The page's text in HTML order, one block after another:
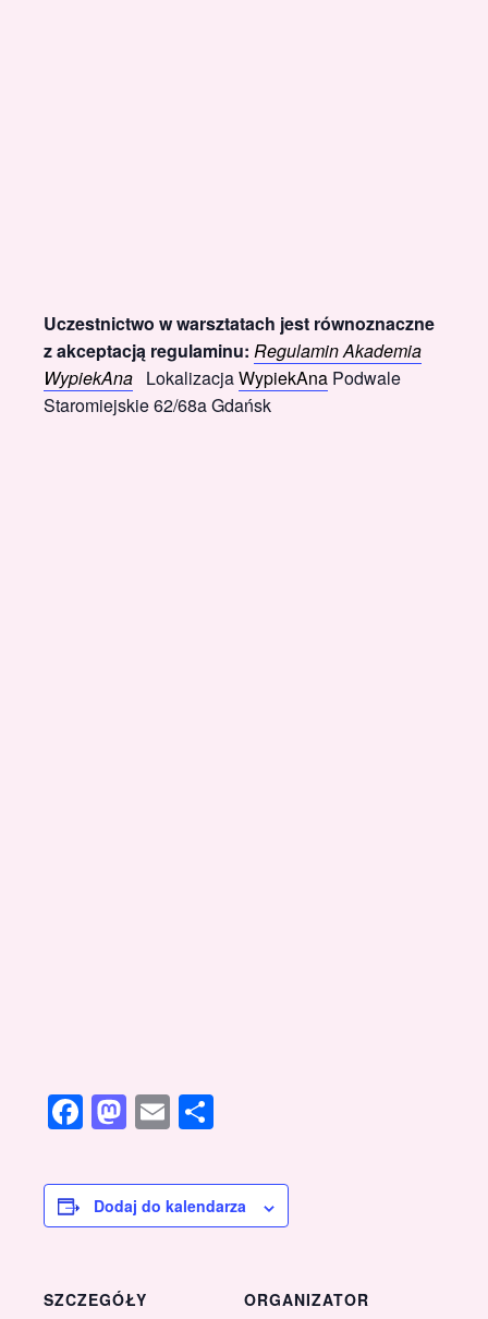
Uczestnictwo w warsztatach jest równoznaczne
z akceptacją regulaminu: Regulamin Akademia
WypiekAna LokalizacjaWypiekAna Podwale
Staromiejskie 62/68a Gdańsk
Facebook
Mastodon
Email
Dodaj do kalendarza
SZCZEGÓŁY
ORGANIZATOR